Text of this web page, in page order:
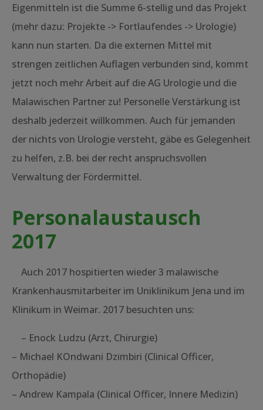
Eigenmitteln ist die Summe 6-stellig und das Projekt
(mehr dazu: Projekte -> Fortlaufendes -> Urologie)
kann nun starten. Da die externen Mittel mit
strengen zeitlichen Auflagen verbunden sind, kommt
jetzt noch mehr Arbeit auf die AG Urologie und die
Malawischen Partner zu! Personelle Verstärkung ist
deshalb jederzeit willkommen. Auch für jemanden
der nichts von Urologie versteht, gäbe es Gelegenheit
zu helfen, z.B. bei der recht anspruchsvollen
Verwaltung der Fördermittel.
Personalaustausch
2017
Auch 2017 hospitierten wieder 3 malawische
Krankenhausmitarbeiter im Uniklinikum Jena und im
Klinikum in Weimar. 2017 besuchten uns:
– Enock Ludzu (Arzt, Chirurgie)
– Michael KOndwani Dzimbiri (Clinical Officer,
Orthopädie)
– Andrew Kampala (Clinical Officer, Innere Medizin)